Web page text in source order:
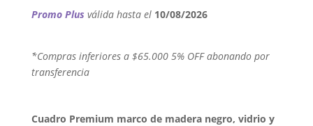
Promo Plus válida hasta el 10/08/2026
´*Compras inferiores a $65.000 5% OFF abonando por
transferencia
Cuadro Premium marco de madera negro, vidrio y